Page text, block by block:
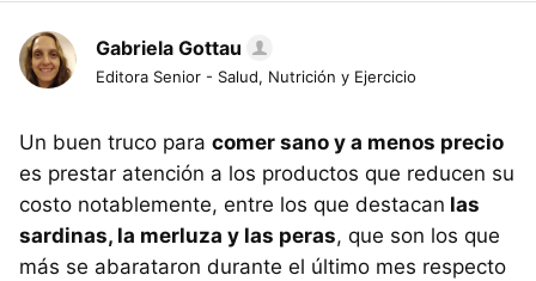
Gabriela Gottau
Editora Senior - Salud, Nutrición y Ejercicio
Un buen truco para comer sano y a menos precio
es prestar atención a los productos que reducen su
costo notablemente, entre los que destacan las
sardinas, la merluza y las peras, que son los que
más se abarataron durante el último mes respecto